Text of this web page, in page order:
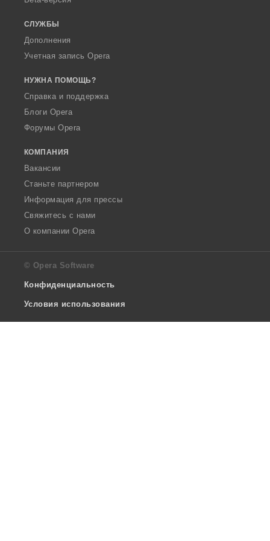
СЛУЖБЫ
Дополнения
Учетная запись Opera
НУЖНА ПОМОЩЬ?
Справка и поддержка
Блоги Opera
Форумы Opera
КОМПАНИЯ
Вакансии
Станьте партнером
Информация для прессы
Свяжитесь с нами
О компании Opera
© Opera Software
Конфиденциальность
Условия использования